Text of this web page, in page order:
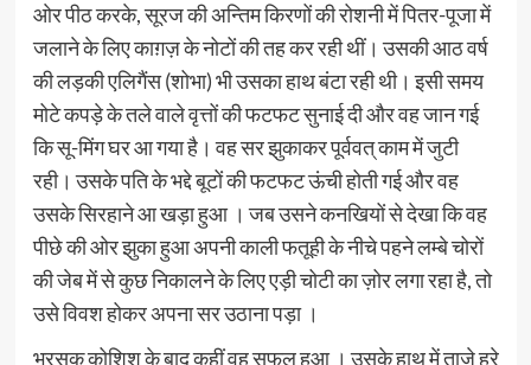
ओर पीठ करके, सूरज की अन्तिम किरणों की रोशनी में पितर-पूजा में
जलाने के लिए काग़ज़ के नोटों की तह कर रही थीं। उसकी आठ वर्ष
की लड़की एलिगैंस (शोभा) भी उसका हाथ बंटा रही थी। इसी समय
मोटे कपड़े के तले वाले वृत्तों की फटफट सुनाई दी और वह जान गई
कि सू-मिंग घर आ गया है। वह सर झुकाकर पूर्ववत् काम में जुटी
रही। उसके पति के भद्दे बूटों की फटफट ऊंची होती गई और वह
उसके सिरहाने आ खड़ा हुआ । जब उसने कनखियों से देखा कि वह
पीछे की ओर झुका हुआ अपनी काली फतूही के नीचे पहने लम्बे चोरों
की जेब में से कुछ निकालने के लिए एड़ी चोटी का ज़ोर लगा रहा है, तो
उसे विवश होकर अपना सर उठाना पड़ा ।
भरसक कोशिश के बाद कहीं वह सफल हुआ । उसके हाथ में ताजे हरे